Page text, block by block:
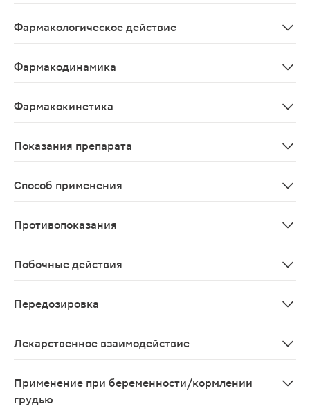
Фармакологическое действие
Фармакодинамика
Фармакокинетика
Показания препарата
Способ применения
Противопоказания
Побочные действия
Передозировка
Лекарственное взаимодействие
Применение при беременности/кормлении
грудью